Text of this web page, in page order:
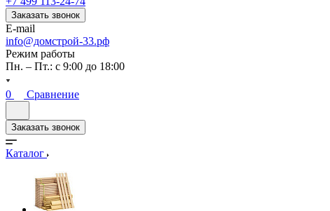
Заказать звонок
E-mail
info@домстрой-33.рф
Режим работы
Пн. – Пт.: с 9:00 до 18:00
0 Сравнение
Заказать звонок
Каталог